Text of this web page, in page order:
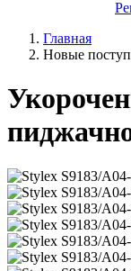
Главная
Новые